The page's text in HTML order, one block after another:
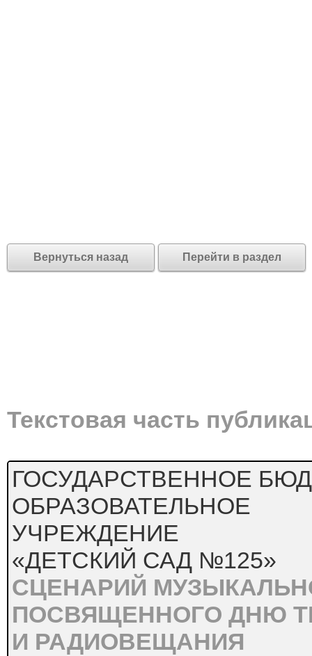
Вернуться назад Перейти в раздел
Текстовая часть
ГОСУДАРСТВЕННОЕ
ОБРАЗОВАТЕЛЬНОЕ
УЧРЕЖДЕНИЕ
«ДЕТСКИЙ САД №125»
СЦЕНАРИЙ
ПОСВЯЩЕННОГО ДНЮ
И РАДИОВЕЩАНИЯ